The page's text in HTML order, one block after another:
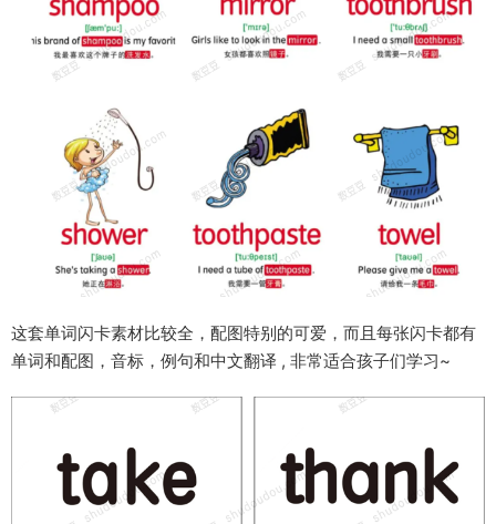
这套单词闪卡素材比较全，配图特别的可爱，而且每张闪卡都有
单词和配图，音标，例句和中文翻译 , 非常适合孩子们学习~